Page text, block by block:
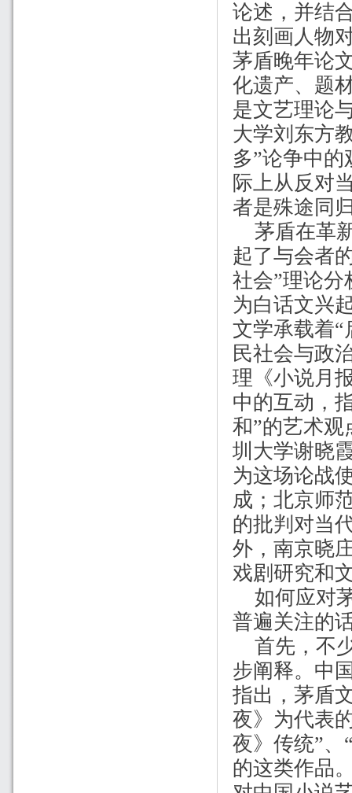
论述，并结
出刻画人物
茅盾晚年论
化遗产、题
是文艺理论
大学刘东方
多”论争中
际上从反对
者是殊途同
茅盾在革
起了与会者
社会”理论
为白话文兴
文学承载着“
民社会与政
理《小说月
中的互动，
和”的艺术
圳大学谢晓
为这场论战
成；北京师
的批判对当
外，南京晓
戏剧研究和
如何应对
普遍关注的
首先，不
步阐释。中
指出，茅盾
夜》为代表
夜》传统”、
的这类作品